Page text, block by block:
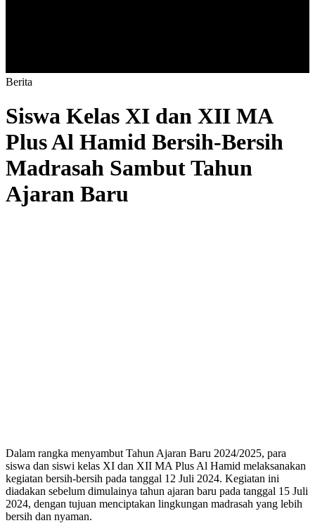
Berita
Siswa Kelas XI dan XII MA
Plus Al Hamid Bersih-Bersih
Madrasah Sambut Tahun
Ajaran Baru
Dalam rangka menyambut Tahun Ajaran Baru 2024/2025, para
siswa dan siswi kelas XI dan XII MA Plus Al Hamid melaksanakan
kegiatan bersih-bersih pada tanggal 12 Juli 2024. Kegiatan ini
diadakan sebelum dimulainya tahun ajaran baru pada tanggal 15 Juli
2024, dengan tujuan menciptakan lingkungan madrasah yang lebih
bersih dan nyaman.